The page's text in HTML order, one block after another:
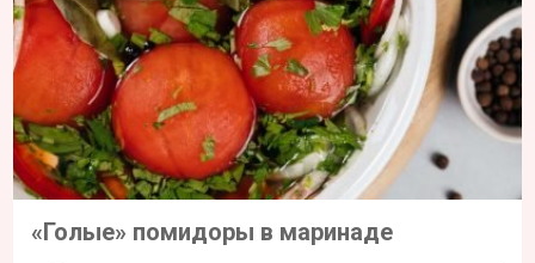
«Голые» помидоры в маринаде